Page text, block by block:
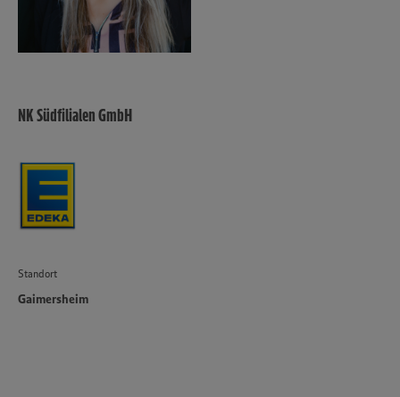
NK Südfilialen GmbH
Standort
Gaimersheim